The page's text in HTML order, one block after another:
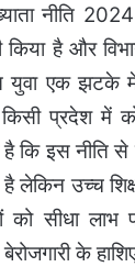
नीति
किया है और
युवा एक
प्रदेश में
कि इस नीति
लेकिन उच्च
सीधा लाभ
के